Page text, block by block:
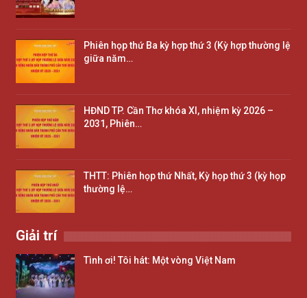
Phiên họp thứ Ba kỳ hợp thứ 3 (Kỳ hợp thường lệ
giữa năm…
HĐND TP. Cần Thơ khóa XI, nhiệm kỳ 2026 –
2031, Phiên…
THTT: Phiên họp thứ Nhất, Kỳ họp thứ 3 (kỳ họp
thường lệ…
Giải trí
Tình ơi! Tôi hát: Một vòng Việt Nam